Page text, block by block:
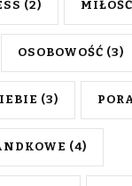
(2) MIŁOŚĆ
OSOBOWOŚĆ (3)
(3)
(4)